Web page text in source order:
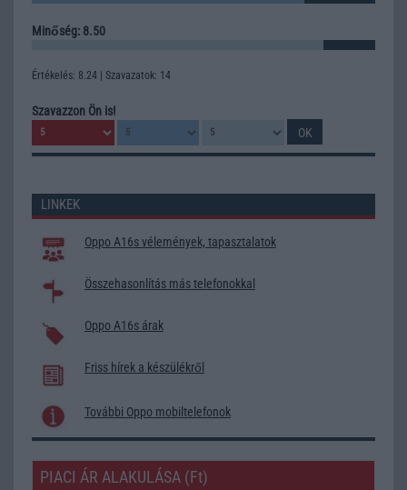
Minőség: 8.50
Értékelés: 8.24 | Szavazatok: 14
Szavazzon Ön is!
LINKEK
Oppo A16s vélemények, tapasztalatok
Összehasonlítás más telefonokkal
Oppo A16s árak
Friss hírek a készülékről
További Oppo mobiltelefonok
PIACI ÁR ALAKULÁSA (Ft)